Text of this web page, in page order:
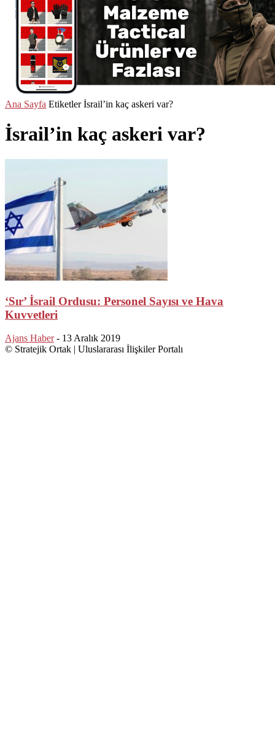
Ana Sayfa Etiketler İsrail’in kaç askeri var?
İsrail’in kaç askeri var?
‘Sır’ İsrail Ordusu: Personel Sayısı ve Hava
Kuvvetleri
Ajans Haber - 13 Aralık 2019
© Stratejik Ortak | Uluslararası İlişkiler Portalı